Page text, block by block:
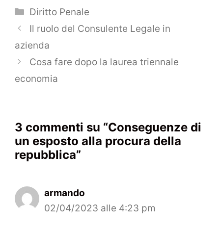
Categorie
Diritto Penale
Navigazione
articolo
Il ruolo del Consulente Legale in
azienda
Cosa fare dopo la laurea triennale
economia
3 commenti su “Conseguenze di
un esposto alla procura della
repubblica”
armando
02/04/2023 alle 4:23 pm